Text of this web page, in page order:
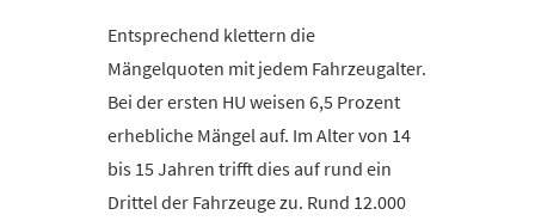
Entsprechend klettern die
Mängelquoten mit jedem Fahrzeugalter.
Bei der ersten HU weisen 6,5 Prozent
erhebliche Mängel auf. Im Alter von 14
bis 15 Jahren trifft dies auf rund ein
Drittel der Fahrzeuge zu. Rund 12.000